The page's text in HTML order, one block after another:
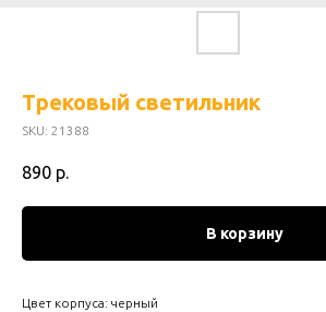
Трековый светильник
SKU: 21388
890 р.
В корзину
Цвет корпуса: черный